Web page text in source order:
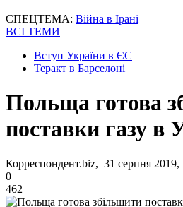
СПЕЦТЕМА: Війна в Ірані
ВСІ ТЕМИ
Вступ України в ЄС
Теракт в Барселоні
Польща готова
поставки газу в
Корреспондент.biz, 31 серпня 2019,
0
462